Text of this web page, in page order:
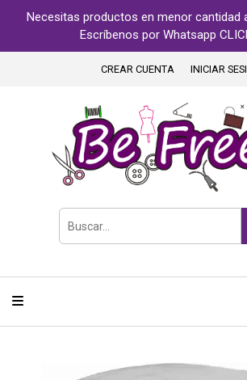
Necesitas productos en menor cantidad
Escríbenos por Whatsapp
CREAR CUENTA INICIAR